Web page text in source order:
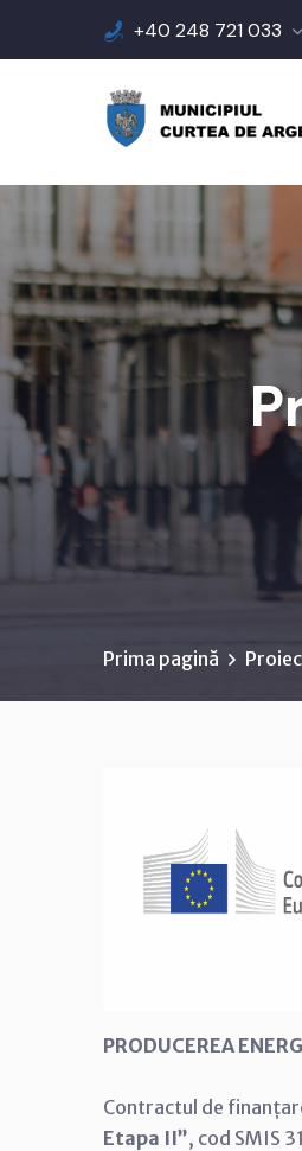
+40 248 721 033
Prima pagină
PRODUCEREA
Contractul de
Etapa II”, cod SMIS